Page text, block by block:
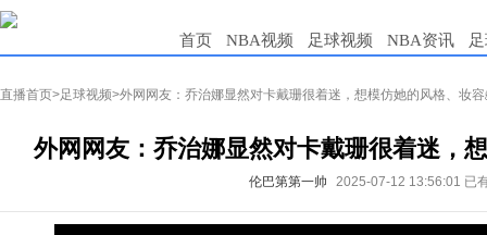
首页 NBA视频 足球视频 NBA资讯
直播首页>足球视频>外网网友：乔治娜显然对卡戴珊很着迷，想模仿她的风格、妆
外网网友：乔治娜显然对卡戴珊很着迷，
伦巴第第一帅 2025-07-12 13:56:01 已